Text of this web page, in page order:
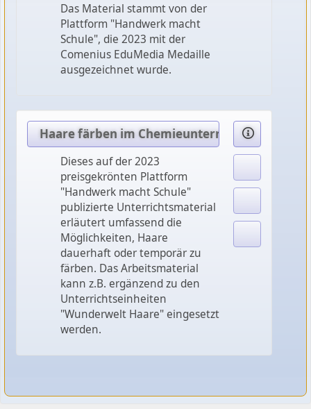
Das Material stammt von der
Plattform "Handwerk macht
Schule", die 2023 mit der
Comenius EduMedia Medaille
ausgezeichnet wurde.
Haare färben im Chemieunterricht
Dieses auf der 2023
preisgekrönten Plattform
"Handwerk macht Schule"
publizierte Unterrichtsmaterial
erläutert umfassend die
Möglichkeiten, Haare
dauerhaft oder temporär zu
färben. Das Arbeitsmaterial
kann z.B. ergänzend zu den
Unterrichtseinheiten
"Wunderwelt Haare" eingesetzt
werden.